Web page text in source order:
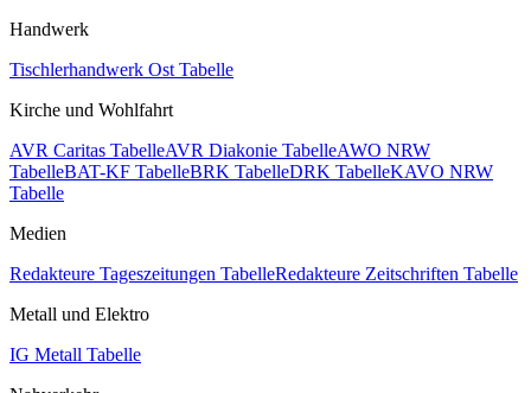
Handwerk
Tischlerhandwerk Ost Tabelle
Kirche und Wohlfahrt
AVR Caritas TabelleAVR Diakonie TabelleAWO NRW
TabelleBAT-KF TabelleBRK TabelleDRK TabelleKAVO NRW
Tabelle
Medien
Redakteure Tageszeitungen TabelleRedakteure Zeitschriften Tabelle
Metall und Elektro
IG Metall Tabelle